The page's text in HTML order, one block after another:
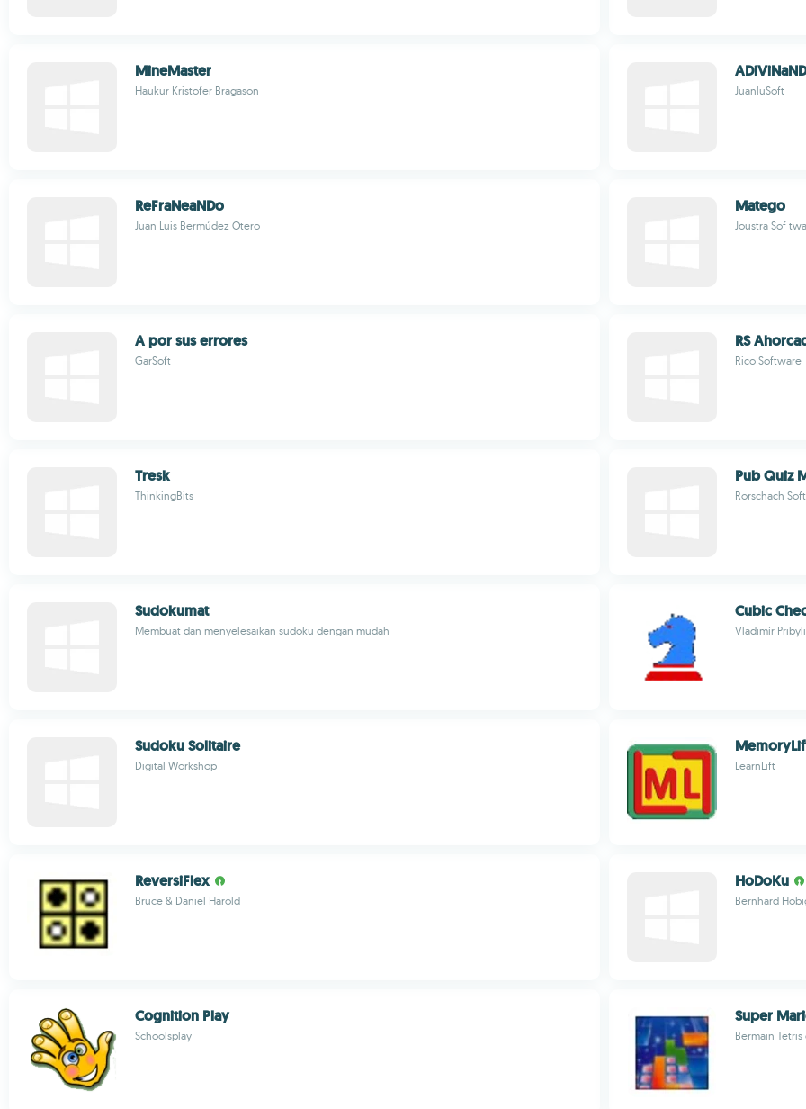
MineMaster
Haukur Kristofer Bragason JuanluSoft
ReFraNeaNDo
Juan Luis Bermúdez Otero
Matego
Joustra Sof
A por sus errores
GarSoft
RS
Rico Software
Tresk
ThinkingBits
Pub Quiz
Rorschach
Sudokumat
Membuat dan menyelesaikan sudoku dengan mudah
Cubic
Vladimír
Sudoku Solitaire
Digital Workshop LearnLift
ReversiFlex
Bruce & Daniel Harold
HoDoKu
Bernhard
Cognition Play
Schoolsplay
Super
Bermain